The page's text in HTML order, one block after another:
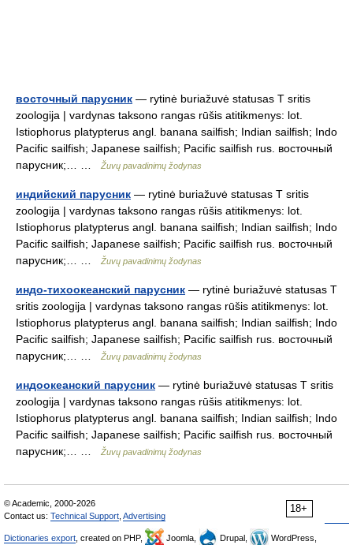
восточный парусник — rytinė buriažuvė statusas T sritis
zoologija | vardynas taksono rangas rūšis atitikmenys: lot.
Istiophorus platypterus angl. banana sailfish; Indian sailfish; Indo
Pacific sailfish; Japanese sailfish; Pacific sailfish rus. восточный
парусник;… …
Žuvų pavadinimų žodynas
индийский парусник — rytinė buriažuvė statusas T sritis
zoologija | vardynas taksono rangas rūšis atitikmenys: lot.
Istiophorus platypterus angl. banana sailfish; Indian sailfish; Indo
Pacific sailfish; Japanese sailfish; Pacific sailfish rus. восточный
парусник;… …
Žuvų pavadinimų žodynas
индо-тихоокеанский парусник — rytinė buriažuvė statusas T
sritis zoologija | vardynas taksono rangas rūšis atitikmenys: lot.
Istiophorus platypterus angl. banana sailfish; Indian sailfish; Indo
Pacific sailfish; Japanese sailfish; Pacific sailfish rus. восточный
парусник;… …
Žuvų pavadinimų žodynas
индоокеанский парусник — rytinė buriažuvė statusas T sritis
zoologija | vardynas taksono rangas rūšis atitikmenys: lot.
Istiophorus platypterus angl. banana sailfish; Indian sailfish; Indo
Pacific sailfish; Japanese sailfish; Pacific sailfish rus. восточный
парусник;… …
Žuvų pavadinimų žodynas
18+
© Academic, 2000-2026
Contact us: Technical Support Advertising
Dictionaries export , created on PHP, Joomla, Drupal, WordPress,